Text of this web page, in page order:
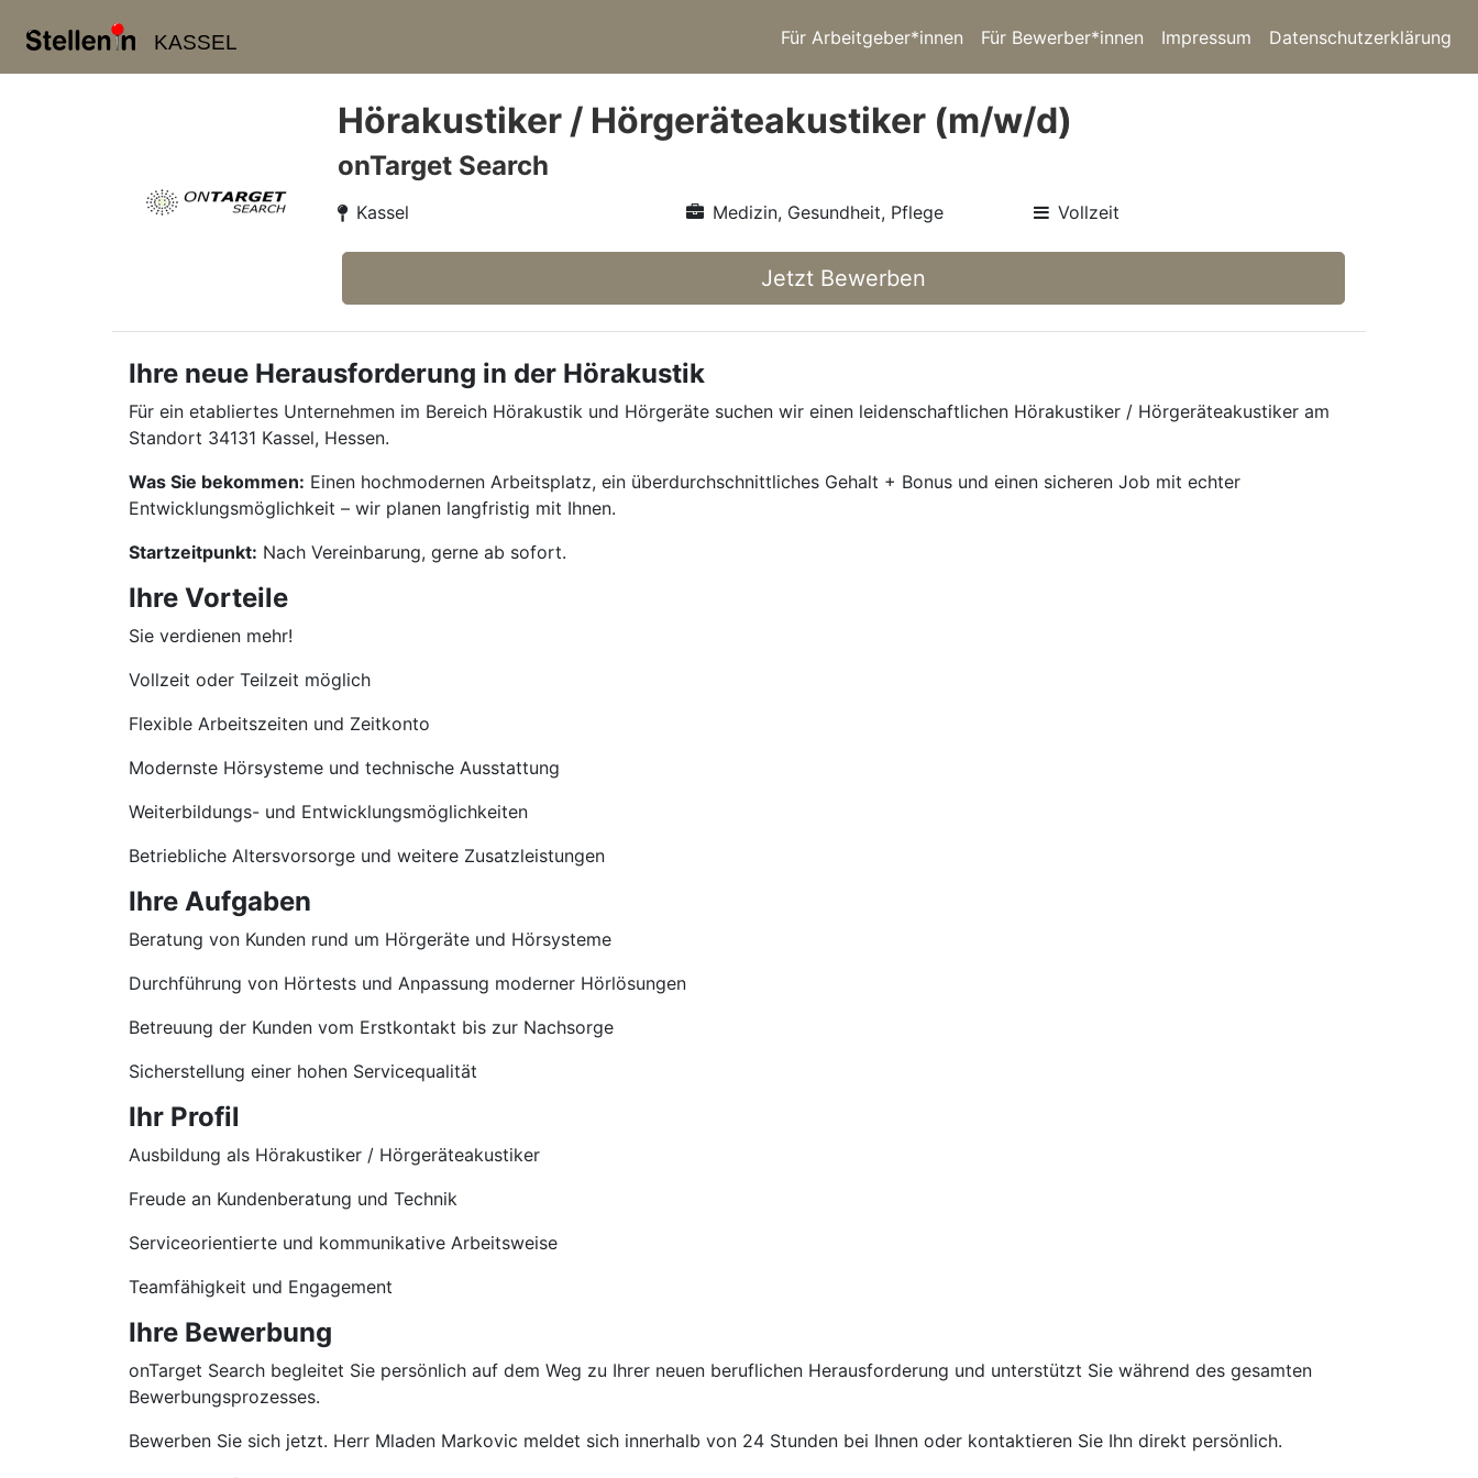
KASSEL Für Arbeitgeber*innen Für Bewerber*innen Impressum Datenschutzerklärung
Hörakustiker / Hörgeräteakustiker (m/w/d)
onTarget Search
Kassel Medizin, Gesundheit, Pflege Vollzeit
Jetzt Bewerben
Ihre neue Herausforderung in der Hörakustik
Für ein etabliertes Unternehmen im Bereich Hörakustik und Hörgeräte suchen wir einen leidenschaftlichen Hörakustiker / Hörgeräteakustiker am
Standort 34131 Kassel, Hessen.
Was Sie bekommen: Einen hochmodernen Arbeitsplatz, ein überdurchschnittliches Gehalt + Bonus und einen sicheren Job mit echter
Entwicklungsmöglichkeit – wir planen langfristig mit Ihnen.
Startzeitpunkt: Nach Vereinbarung, gerne ab sofort.
Ihre Vorteile
Sie verdienen mehr!
Vollzeit oder Teilzeit möglich
Flexible Arbeitszeiten und Zeitkonto
Modernste Hörsysteme und technische Ausstattung
Weiterbildungs- und Entwicklungsmöglichkeiten
Betriebliche Altersvorsorge und weitere Zusatzleistungen
Ihre Aufgaben
Beratung von Kunden rund um Hörgeräte und Hörsysteme
Durchführung von Hörtests und Anpassung moderner Hörlösungen
Betreuung der Kunden vom Erstkontakt bis zur Nachsorge
Sicherstellung einer hohen Servicequalität
Ihr Profil
Ausbildung als Hörakustiker / Hörgeräteakustiker
Freude an Kundenberatung und Technik
Serviceorientierte und kommunikative Arbeitsweise
Teamfähigkeit und Engagement
Ihre Bewerbung
onTarget Search begleitet Sie persönlich auf dem Weg zu Ihrer neuen beruflichen Herausforderung und unterstützt Sie während des gesamten
Bewerbungsprozesses.
Bewerben Sie sich jetzt. Herr Mladen Markovic meldet sich innerhalb von 24 Stunden bei Ihnen oder kontaktieren Sie Ihn direkt persönlich.